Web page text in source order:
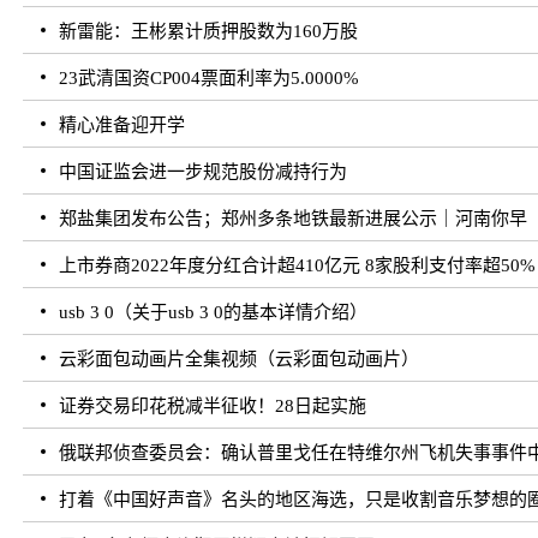
新雷能：王彬累计质押股数为160万股
23武清国资CP004票面利率为5.0000%
精心准备迎开学
中国证监会进一步规范股份减持行为
郑盐集团发布公告；郑州多条地铁最新进展公示｜河南你早
上市券商2022年度分红合计超410亿元 8家股利支付率超50%
usb 3 0（关于usb 3 0的基本详情介绍）
云彩面包动画片全集视频（云彩面包动画片）
证券交易印花税减半征收！28日起实施
俄联邦侦查委员会：确认普里戈任在特维尔州飞机失事事件
打着《中国好声音》名头的地区海选，只是收割音乐梦想的